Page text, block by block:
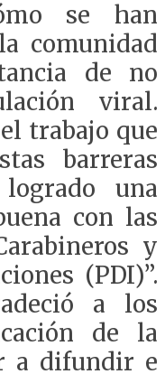
se han
comunidad
de no
viral.
trabajo que
barreras
una
con las
y
(PDI)”.
a los
de la
a difundir e